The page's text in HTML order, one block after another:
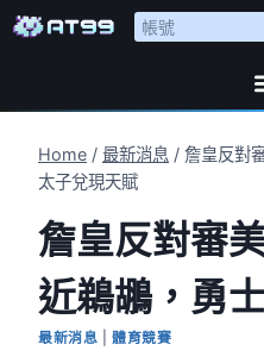
Home / 最新消息 / 詹皇反對
太子兌現天賦
詹皇反對審
近鵜鶘，勇
最新消息 |體育競賽